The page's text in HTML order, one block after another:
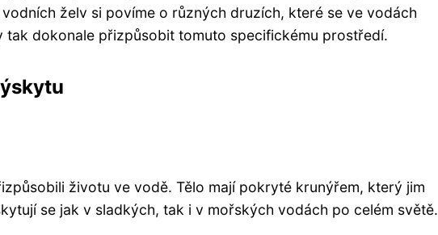
želv si povíme o různých druzích, které se ve vodách
tak dokonale přizpůsobit tomuto specifickému prostředí.
životu ve vodě. Tělo mají pokryté krunýřem, který jim
se jak v sladkých, tak i v mořských vodách po celém světě.